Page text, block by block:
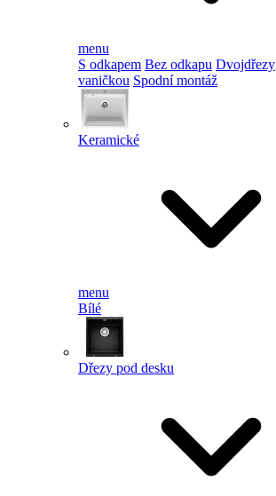
menu
S odkapem Bez odkapu Dvojdřezy
vaničkou Spodní montáž
Keramické
menu
Bílé
Dřezy pod desku